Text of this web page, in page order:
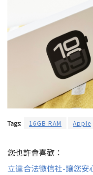
Tags: 16GB RAM Apple
您也許會喜歡：
立達合法徵信社-讓您安